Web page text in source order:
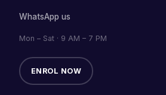
WhatsApp us
Mon – Sat · 9 AM – 7 PM
ENROL NOW